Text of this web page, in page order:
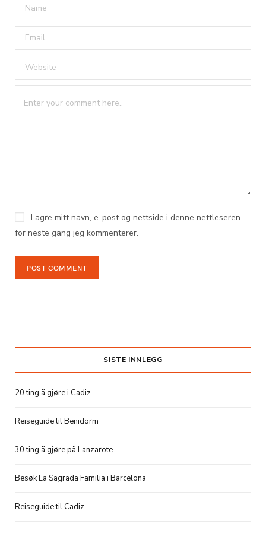
Lagre mitt navn, e-post og nettside i denne nettleseren
for neste gang jeg kommenterer.
SISTE INNLEGG
20 ting å gjøre i Cadiz
Reiseguide til Benidorm
30 ting å gjøre på Lanzarote
Besøk La Sagrada Familia i Barcelona
Reiseguide til Cadiz